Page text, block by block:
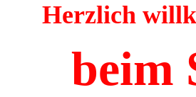
Herzlich
beim